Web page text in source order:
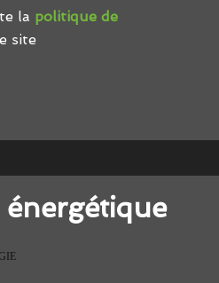
la politique de
site